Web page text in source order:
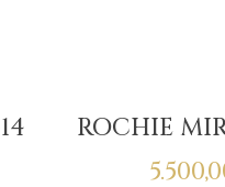
ROCHIE